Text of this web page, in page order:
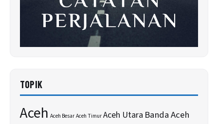
TOPIK
Aceh Aceh BesarAceh TimurAceh Utara Banda Aceh